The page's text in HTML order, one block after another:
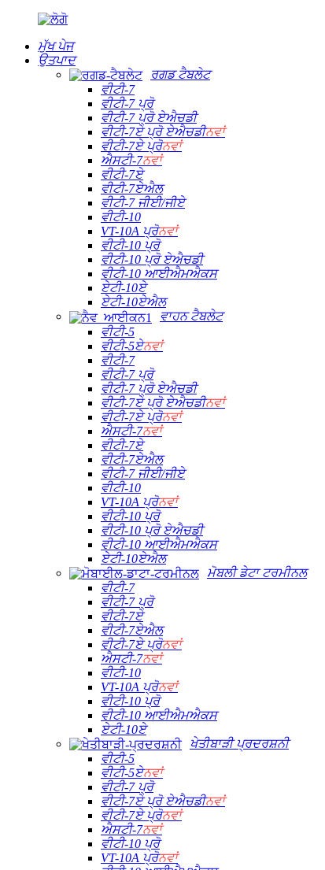
ਮੁੱਖ ਪੇਜ
ਉਤਪਾਦ
ਰਗਡ ਟੈਬਲੇਟ
ਵੀਟੀ-7
ਵੀਟੀ-7 ਪ੍ਰੋ
ਵੀਟੀ-7 ਪ੍ਰੋ ਏਐਚਡੀ
ਵੀਟੀ-7ਏ ਪ੍ਰੋ ਏਐਚਡੀਨਵਾਂ
ਵੀਟੀ-7ਏ ਪ੍ਰੋਨਵਾਂ
ਐਸਟੀ-7ਨਵਾਂ
ਵੀਟੀ-7ਏ
ਵੀਟੀ-7ਏਐਲ
ਵੀਟੀ-7 ਜੀਈ/ਜੀਏ
ਵੀਟੀ-10
VT-10A ਪ੍ਰੋਨਵਾਂ
ਵੀਟੀ-10 ਪ੍ਰੋ
ਵੀਟੀ-10 ਪ੍ਰੋ ਏਐਚਡੀ
ਵੀਟੀ-10 ਆਈਐਮਐਕਸ
ਏਟੀ-10ਏ
ਏਟੀ-10ਏਐਲ
ਵਾਹਨ ਟੈਬਲੇਟ
ਵੀਟੀ-5
ਵੀਟੀ-5ਏਨਵਾਂ
ਵੀਟੀ-7
ਵੀਟੀ-7 ਪ੍ਰੋ
ਵੀਟੀ-7 ਪ੍ਰੋ ਏਐਚਡੀ
ਵੀਟੀ-7ਏ ਪ੍ਰੋ ਏਐਚਡੀਨਵਾਂ
ਵੀਟੀ-7ਏ ਪ੍ਰੋਨਵਾਂ
ਐਸਟੀ-7ਨਵਾਂ
ਵੀਟੀ-7ਏ
ਵੀਟੀ-7ਏਐਲ
ਵੀਟੀ-7 ਜੀਈ/ਜੀਏ
ਵੀਟੀ-10
VT-10A ਪ੍ਰੋਨਵਾਂ
ਵੀਟੀ-10 ਪ੍ਰੋ
ਵੀਟੀ-10 ਪ੍ਰੋ ਏਐਚਡੀ
ਵੀਟੀ-10 ਆਈਐਮਐਕਸ
ਏਟੀ-10ਏਐਲ
ਮੋਬਲੀ ਡੇਟਾ ਟਰਮੀਨਲ
ਵੀਟੀ-7
ਵੀਟੀ-7 ਪ੍ਰੋ
ਵੀਟੀ-7ਏ
ਵੀਟੀ-7ਏਐਲ
ਵੀਟੀ-7ਏ ਪ੍ਰੋਨਵਾਂ
ਐਸਟੀ-7ਨਵਾਂ
ਵੀਟੀ-10
VT-10A ਪ੍ਰੋਨਵਾਂ
ਵੀਟੀ-10 ਪ੍ਰੋ
ਵੀਟੀ-10 ਆਈਐਮਐਕਸ
ਏਟੀ-10ਏ
ਖੇਤੀਬਾੜੀ ਪ੍ਰਦਰਸ਼ਨੀ
ਵੀਟੀ-5
ਵੀਟੀ-5ਏਨਵਾਂ
ਵੀਟੀ-7 ਪ੍ਰੋ
ਵੀਟੀ-7ਏ ਪ੍ਰੋ ਏਐਚਡੀਨਵਾਂ
ਵੀਟੀ-7ਏ ਪ੍ਰੋਨਵਾਂ
ਐਸਟੀ-7ਨਵਾਂ
ਵੀਟੀ-10 ਪ੍ਰੋ
VT-10A ਪ੍ਰੋਨਵਾਂ